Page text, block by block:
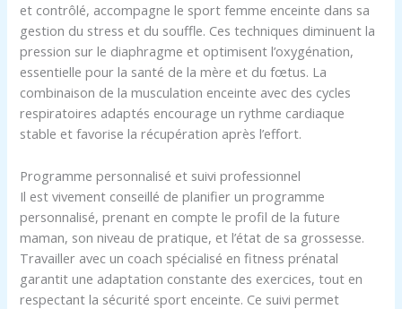
et contrôlé, accompagne le sport femme enceinte dans sa
gestion du stress et du souffle. Ces techniques diminuent la
pression sur le diaphragme et optimisent l’oxygénation,
essentielle pour la santé de la mère et du fœtus. La
combinaison de la musculation enceinte avec des cycles
respiratoires adaptés encourage un rythme cardiaque
stable et favorise la récupération après l’effort.
Programme personnalisé et suivi professionnel
Il est vivement conseillé de planifier un programme
personnalisé, prenant en compte le profil de la future
maman, son niveau de pratique, et l’état de sa grossesse.
Travailler avec un coach spécialisé en fitness prénatal
garantit une adaptation constante des exercices, tout en
respectant la sécurité sport enceinte. Ce suivi permet